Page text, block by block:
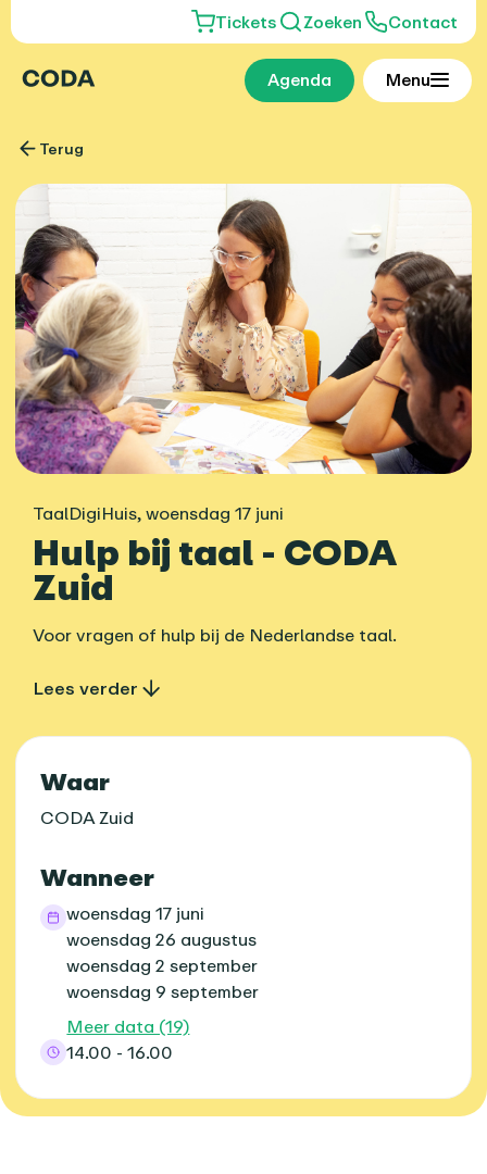
Tickets Zoeken Contact
Agenda Menu
Terug
TaalDigiHuis,woensdag 17 juni
Hulp bij taal - CODA
Zuid
Voor vragen of hulp bij de Nederlandse taal.
Lees verder
Praktische informatie
Waar
CODA Zuid
Wanneer
woensdag 17 juni
woensdag 26 augustus
woensdag 2 september
woensdag 9 september
Meer data (19)
14.00 - 16.00